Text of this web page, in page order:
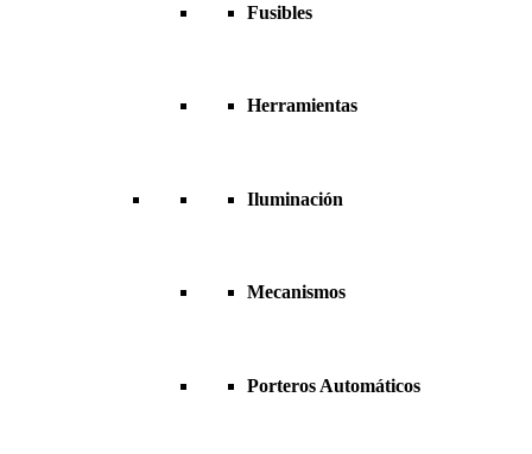
Fusibles
Herramientas
Iluminación
Mecanismos
Porteros Automáticos